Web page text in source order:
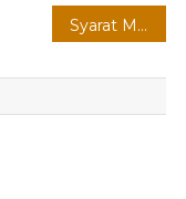
Syarat Menjadi Polisi